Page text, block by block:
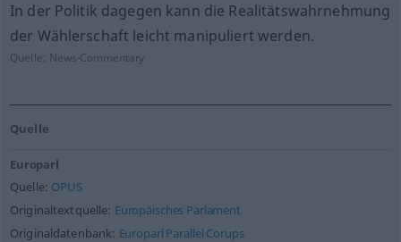
In der Politik dagegen kann die Realitätswahrnehmung
der Wählerschaft leicht manipuliert werden.
Quelle: News-Commentary
Quelle
Europarl
Quelle: OPUS
Originaltextquelle: Europäisches Parlament
Originaldatenbank: Europarl Parallel Corups